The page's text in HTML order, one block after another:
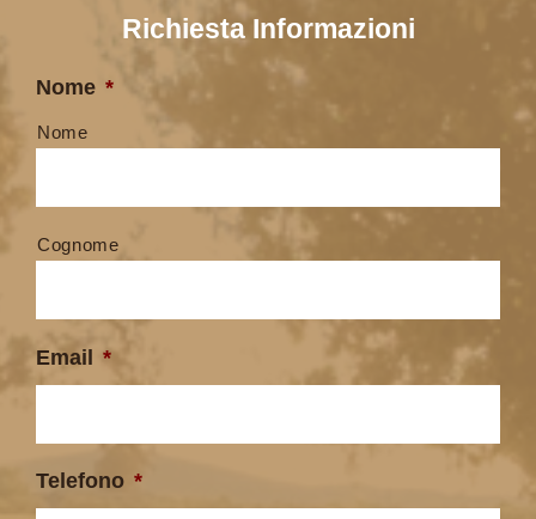
Richiesta Informazioni
Nome *
Nome
Cognome
Email *
Telefono *